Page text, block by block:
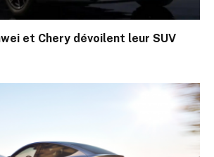
et Chery dévoilent leur SUV